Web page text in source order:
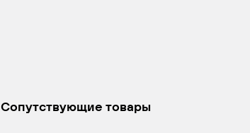
Сопутствующие товары